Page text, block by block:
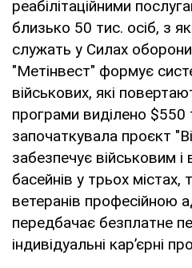
реабілітаційними
близько 50 тис. осіб, з
служать у Силах
"Метінвест" формує
військових, які
програми виділено $550
започаткувала проєкт
забезпечує військовим
басейнів у трьох містах,
ветеранів професійною
передбачає безплатне
індивідуальні кар’єрні